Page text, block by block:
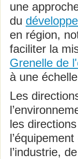
une
du
en région,
faciliter la
Grenelle de
à une
Les
les
l’industrie,